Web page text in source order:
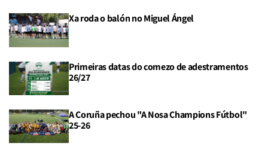
Xa roda o balón no Miguel Ángel
Primeiras datas do comezo de adestramentos
26/27
A Coruña pechou "A Nosa Champions Fútbol"
25-26